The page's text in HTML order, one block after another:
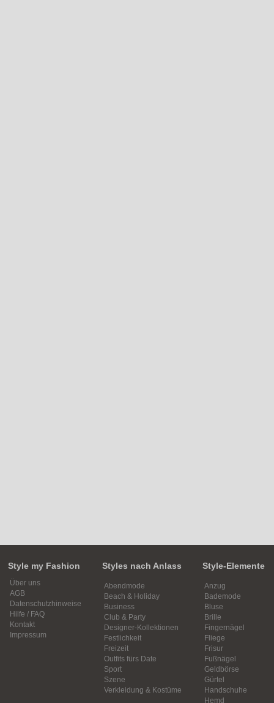
Style my Fashion
Über uns
AGB
Datenschutzhinweise
Hilfe / FAQ
Kontakt
Impressum
Styles nach Anlass
Abendmode
Beach & Holiday
Business
Club & Party
Designer-Kollektionen
Festlichkeit
Freizeit
Outfits fürs Date
Sport
Szene
Verkleidung & Kostüme
Style-Elemente
Anzug
Bademode
Bluse
Brille
Fingernägel
Fliege
Frisur
Fußnägel
Geldbörse
Gürtel
Handschuhe
Hemd